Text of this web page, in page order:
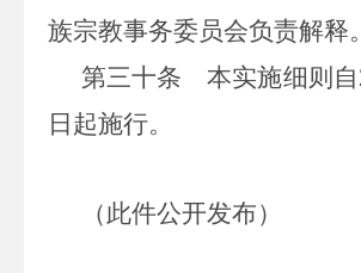
族宗教事务委员会负责解释。
第三十条 本实施细则自
日起施行。
（此件公开发布）